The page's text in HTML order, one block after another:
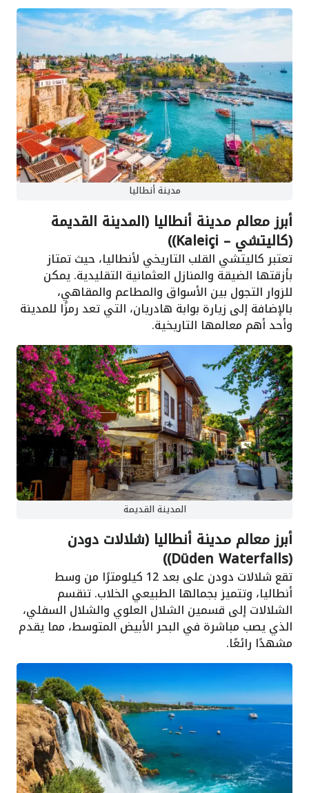
مدينة أنطاليا
أبرز معالم مدينة أنطاليا (المدينة القديمة
(كاليتشي – Kaleiçi))
تعتبر كاليتشي القلب التاريخي لأنطاليا، حيث تمتاز
بأزقتها الضيقة والمنازل العثمانية التقليدية. يمكن
للزوار التجول بين الأسواق والمطاعم والمقاهي،
بالإضافة إلى زيارة بوابة هادريان، التي تعد رمزًا للمدينة
وأحد أهم معالمها التاريخية.
المدينة القديمة
أبرز معالم مدينة أنطاليا (شلالات دودن
(Düden Waterfalls))
تقع شلالات دودن على بعد 12 كيلومترًا من وسط
أنطاليا، وتتميز بجمالها الطبيعي الخلاب. تنقسم
الشلالات إلى قسمين الشلال العلوي والشلال السفلي،
الذي يصب مباشرة في البحر الأبيض المتوسط، مما يقدم
مشهدًا رائعًا.